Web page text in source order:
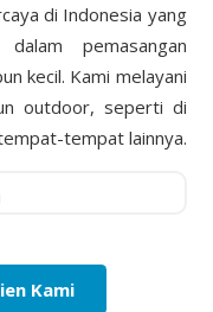
di Indonesia yang
pemasangan
kecil. Kami melayani
outdoor, seperti di
tempat lainnya.
Kami